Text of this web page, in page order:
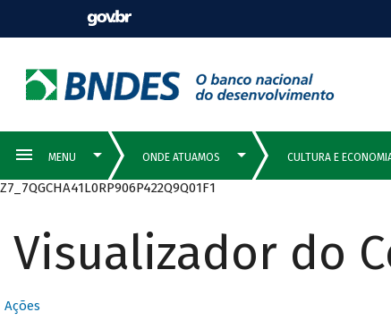
Z7_7QGCHA41L0RP906P422Q9Q01F1
Visualizador do
Ações